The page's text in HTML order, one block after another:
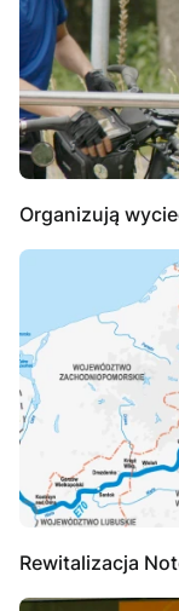
Organizują
Rewitalizacja